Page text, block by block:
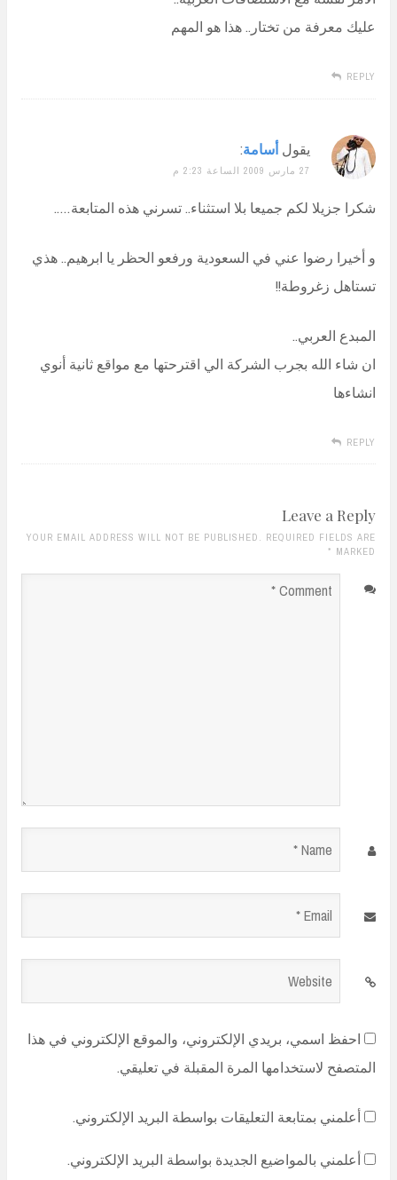
عليك معرفة من تختار.. هذا هو المهم
REPLY
يقول أسامة:
27 مارس 2009 الساعة 2:23 م
شكرا جزيلا لكم جميعا بلا استثناء.. تسرني هذه المتابعة…..
و أخيرا رضوا عني في السعودية ورفعو الحظر يا ابرهيم.. هذي
تستاهل زغروطة!!
المبدع العربي..
ان شاء الله بجرب الشركة الي اقترحتها مع مواقع ثانية أنوي
انشاءها
REPLY
Leave a Reply
YOUR EMAIL ADDRESS WILL NOT BE PUBLISHED. REQUIRED FIELDS ARE
MARKED
*
Comment
Name
Email
Website
احفظ اسمي، بريدي الإلكتروني، والموقع الإلكتروني في هذا
المتصفح لاستخدامها المرة المقبلة في تعليقي.
أعلمني بمتابعة التعليقات بواسطة البريد الإلكتروني.
أعلمني بالمواضيع الجديدة بواسطة البريد الإلكتروني.